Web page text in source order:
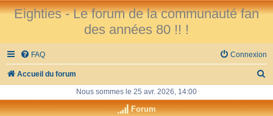
Eighties - Le forum de la communauté fan
des années 80 !! !
FAQ Connexion
Accueil du forum
Nous sommes le 25 avr. 2026, 14:00
Forum